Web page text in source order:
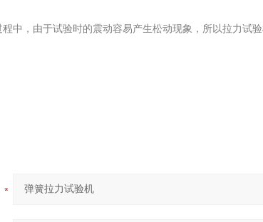
中，由于试验时的震动容易产生松动现象，所以拉力试